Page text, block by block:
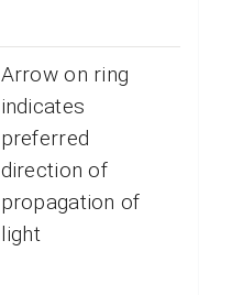
Arrow on ring
indicates
preferred
direction of
propagation of
light